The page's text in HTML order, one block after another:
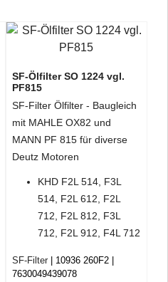
SF-Ölfilter SO 1224 vgl.
PF815
SF-Filter Ölfilter - Baugleich
mit MAHLE OX82 und
MANN PF 815 für diverse
Deutz Motoren
KHD F2L 514, F3L
514, F2L 612, F2L
712, F2L 812, F3L
712, F2L 912, F4L 712
SF-Filter
10936 260F2
7630049439078